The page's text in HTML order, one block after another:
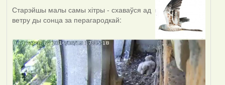
Старэйшы малы самы хітры - схаваўся ад
ветру ды сонца за перагародкай: